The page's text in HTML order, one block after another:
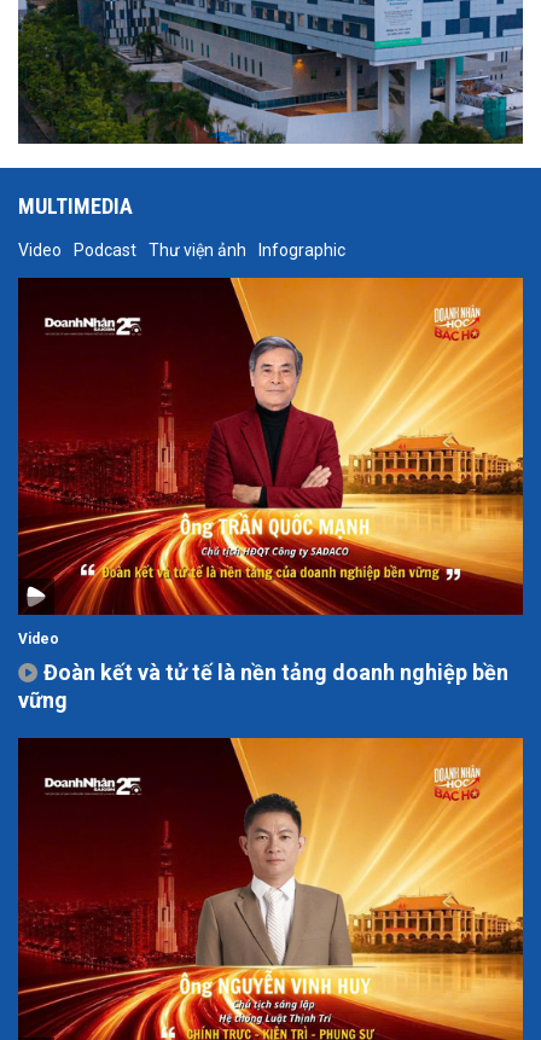
MULTIMEDIA
Video Podcast Thư viện ảnh Infographic
Video
Đoàn kết và tử tế là nền tảng doanh nghiệp bền
vững